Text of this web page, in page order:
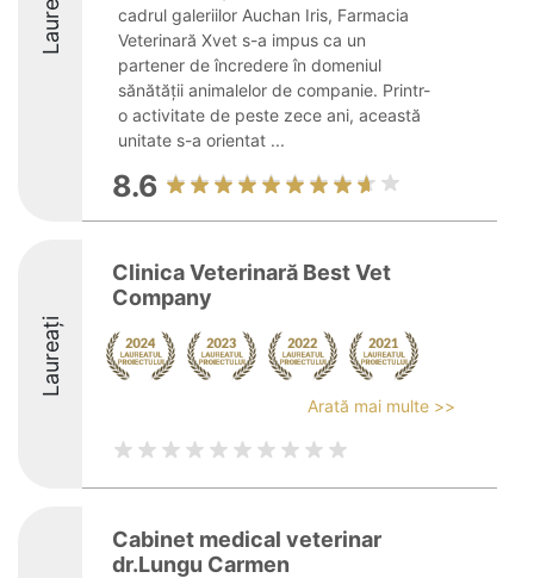
cadrul galeriilor Auchan Iris, Farmacia
Veterinară Xvet s-a impus ca un
partener de încredere în domeniul
sănătății animalelor de companie. Printr-
o activitate de peste zece ani, această
unitate s-a orientat ...
8.6
Laureați
Clinica Veterinară Best Vet
Company
Arată mai multe >>
Cabinet medical veterinar
dr.Lungu Carmen